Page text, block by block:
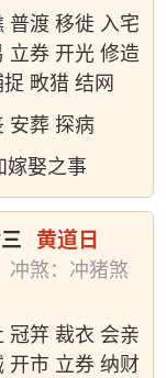
普渡 移徙 入宅
立券 开光 修造
畋猎 结网
安葬 探病
嫁娶之事
黄道日
冲煞：冲猪煞
冠笄 裁衣 会亲
开市 立券 纳财